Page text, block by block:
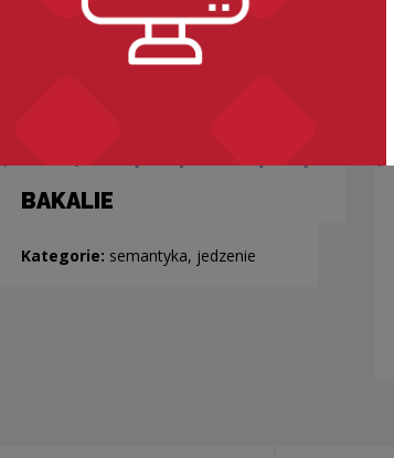
BAKALIE
Kategorie: semantyka, jedzenie